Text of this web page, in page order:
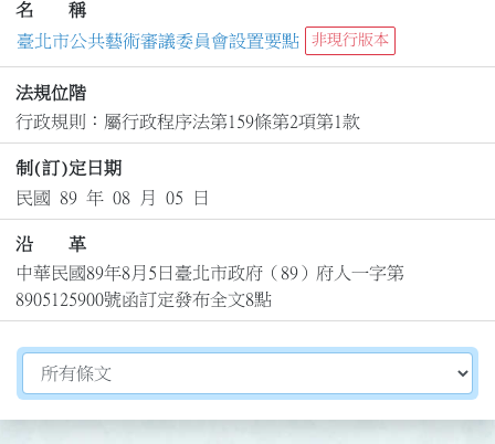
名 稱
臺北市公共藝術審議委員會設置要點
非現行版本
法規位階
行政規則：屬行政程序法第159條第2項第1款
制(訂)定日期
民國 89 年 08 月 05 日
沿 革
中華民國89年8月5日臺北市政府（89）府人一字第
8905125900號函訂定發布全文8點
切換選擇法規資訊內容